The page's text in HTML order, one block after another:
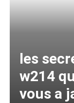
les
w214
vous a